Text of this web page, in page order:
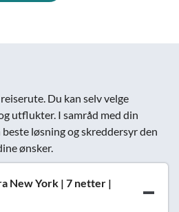
Du kan selv velge
utflukter. I samråd med din
løsning og skreddersyr den
ønsker.
New York | 7 netter |